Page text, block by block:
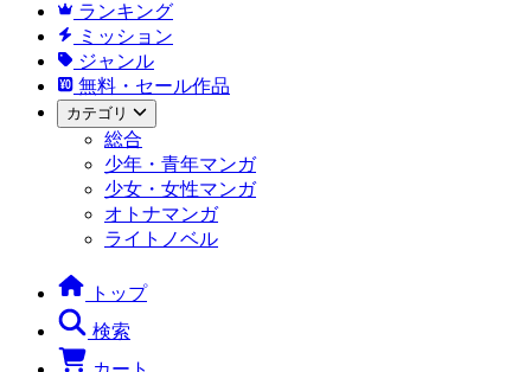
ランキング
ミッション
ジャンル
無料・セール作品
カテゴリ
総合
少年・青年マンガ
少女・女性マンガ
オトナマンガ
ライトノベル
トップ
検索